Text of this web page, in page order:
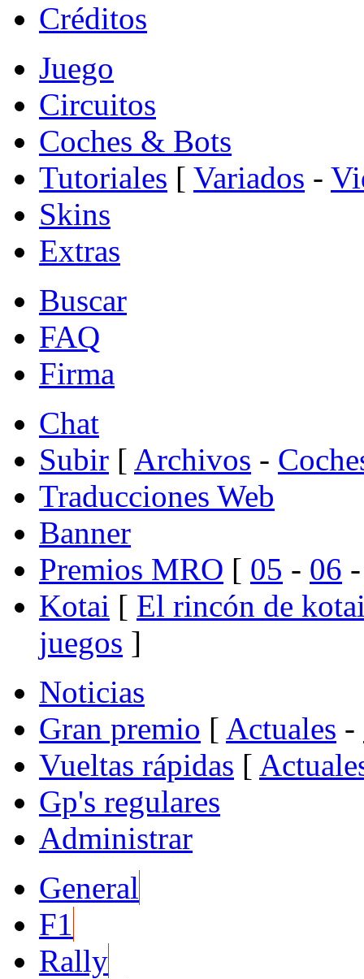
Créditos
Juego
Circuitos
Coches & Bots
Tutoriales [ Variados -
Skins
Extras
Buscar
FAQ
Firma
Chat
Subir [ Archivos -
Traducciones Web
Banner
Premios MRO [ 05 - 06
Kotai [ El rincón de
juegos ]
Noticias
Gran premio [ Actuales -
Vueltas rápidas [
Gp's regulares
Administrar
General
F1
Rally